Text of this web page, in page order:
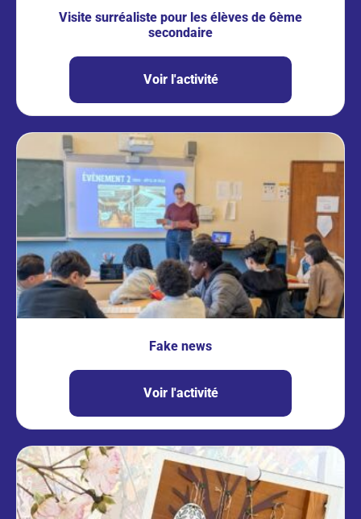
Visite surréaliste pour les élèves de 6ème
secondaire
Voir l'activité
Fake news
Voir l'activité